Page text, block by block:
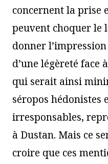
concernent la prise
peuvent choquer le
donner
d’une légèreté face
qui serait ainsi
séropos hédonistes
irresponsables,
à Dustan. Mais ce
croire que ces